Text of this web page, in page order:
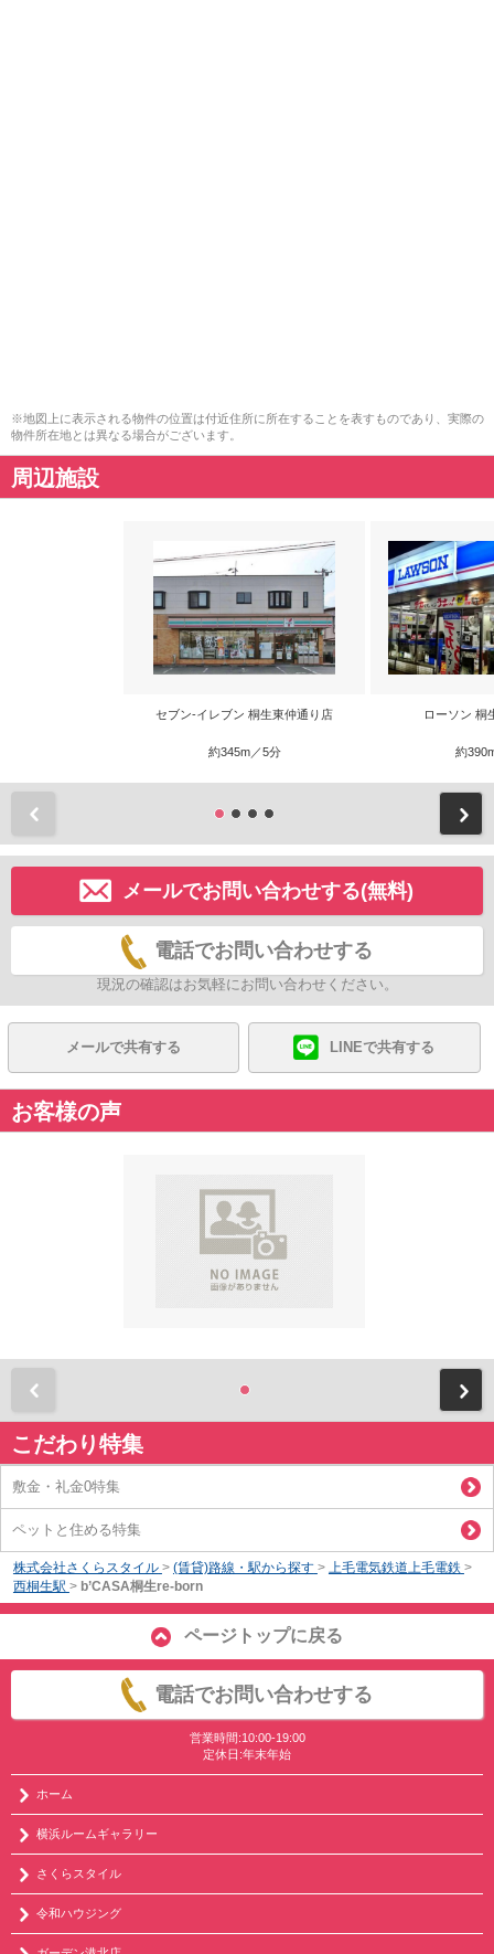
※地図上に表示される物件の位置は付近住所に所在することを表すものであり、実際の
物件所在地とは異なる場合がございます。
周辺施設
セブン-イレブン 桐生東仲通り店
約345m／5分
ローソン 桐
約
メールでお問い合わせする(無料)
電話でお問い合わせする
現況の確認はお気軽にお問い合わせください。
メールで共有する LINEで共有する
お客様の声
こだわり特集
敷金・礼金0特集
ペットと住める特集
株式会社さくらスタイル > (賃貸)路線・駅から探す > 上毛電気鉄道上毛電鉄 >
西桐生駅 > b’CASA桐生re-born
ページトップに戻る
電話でお問い合わせする
営業時間:10:00-19:00
定休日:年末年始
ホーム
横浜ルームギャラリー
さくらスタイル
令和ハウジング